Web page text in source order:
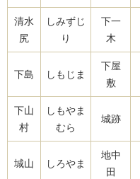
清水
尻
しみずじ
り
下一
木
下島 しもじま
下屋
敷
下山
村
しもやま
むら
城跡
城山 しろやま
地中
田